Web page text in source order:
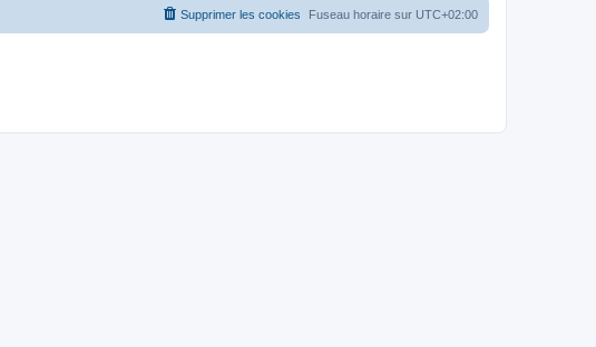
Fuseau horaire sur UTC+02:00
Supprimer les cookies